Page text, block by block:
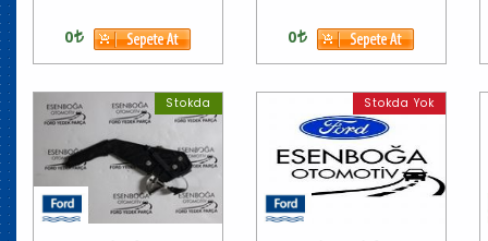
0 0
Stokda Stokda Yok